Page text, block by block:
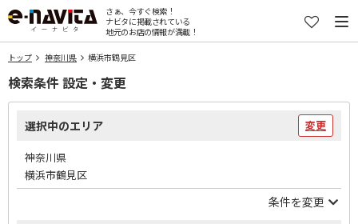
さぁ、今すぐ検索！
ナビタに掲載されている
地元のお店の情報が満載！
トップ 神奈川県 横浜市鶴見区
検索条件 設定・変更
選択中のエリア 変更
神奈川県
横浜市鶴見区
条件を変更